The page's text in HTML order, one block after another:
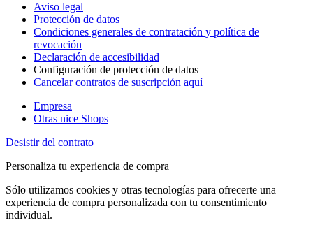
Aviso legal
Protección de datos
Condiciones generales de contratación y política de
revocación
Declaración de accesibilidad
Configuración de protección de datos
Cancelar contratos de suscripción aquí
Empresa
Otras nice Shops
Desistir del contrato
Personaliza tu experiencia de compra
Sólo utilizamos cookies y otras tecnologías para ofrecerte una
experiencia de compra personalizada con tu consentimiento
individual.